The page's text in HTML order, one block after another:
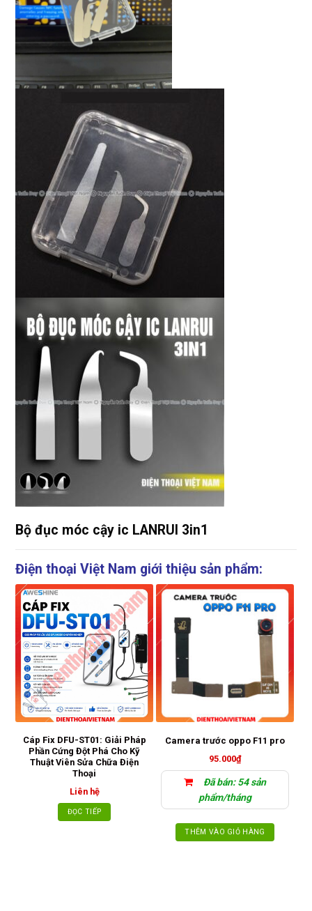
Bộ đục móc cậy ic LANRUI 3in1
Điện thoại Việt Nam giới thiệu sản phẩm:
Cáp Fix DFU-ST01: Giải Pháp
Phần Cứng Đột Phá Cho Kỹ
Thuật Viên Sửa Chữa Điện
Thoại
Liên hệ
ĐỌC TIẾP
Camera trước oppo F11 pro
95.000₫
Đã bán: 54 sản
phẩm/tháng
THÊM VÀO GIỎ HÀNG